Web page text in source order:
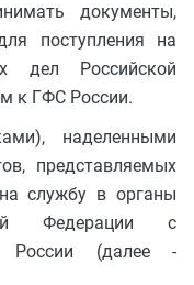
документы,
поступления на
дел Российской
к ГФС России.
наделенными
представляемых
службу в органы
Федерации с
России (далее -